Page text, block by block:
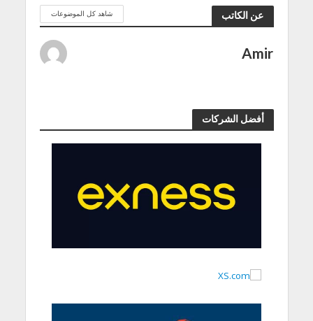
عن الكاتب شاهد كل الموضوعات
Amir
أفضل الشركات